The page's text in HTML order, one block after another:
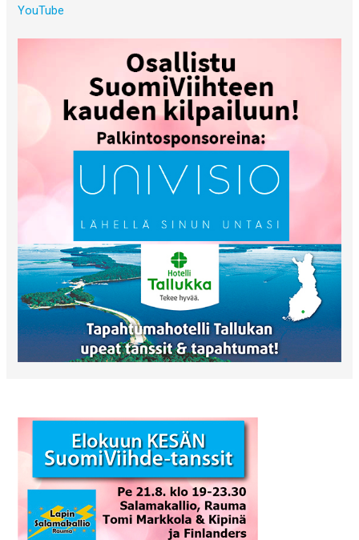
YouTube